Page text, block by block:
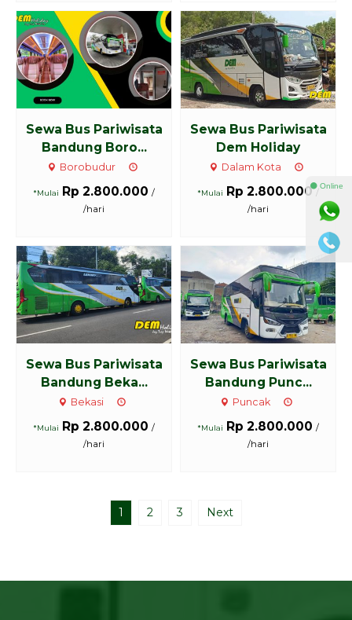
Sewa Bus Pariwisata
Bandung Boro...
Borobudur
*Mulai Rp 2.800.000 /
/hari
Sewa Bus Pariwisata
Dem Holiday
Dalam Kota
*Mulai Rp 2.800.000 /
/hari
Sewa Bus Pariwisata
Bandung Beka...
Bekasi
*Mulai Rp 2.800.000 /
/hari
Sewa Bus Pariwisata
Bandung Punc...
Puncak
*Mulai Rp 2.800.000 /
/hari
1 2 3 Next
⚫ Online